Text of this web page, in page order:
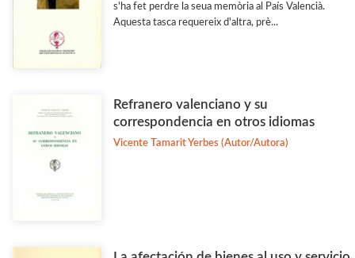
s'ha fet perdre la seua memòria al País Valencià.
Aquesta tasca requereix d'altra, prè...
Refranero valenciano y su
correspondencia en otros idiomas
Vicente Tamarit Yerbes (Autor/Autora)